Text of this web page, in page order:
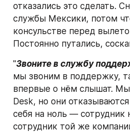
отказались это сделать.
службы Мексики, потом
консульстве перед
Постоянно путались,
"Звоните в службу
мы звоним в поддержку,
впервые о нём слышат. Мы
Desk, но они
себя на ноль — сотрудник
сотрудник той же